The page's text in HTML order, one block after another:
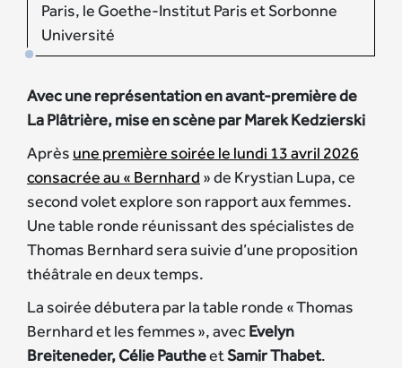
Paris, le Goethe-Institut Paris et Sorbonne
Université
Avec une représentation en avant-première de
La Plâtrière, mise en scène par Marek Kedzierski
Après une première soirée le lundi 13 avril 2026
consacrée au « Bernhard » de Krystian Lupa, ce
second volet explore son rapport aux femmes.
Une table ronde réunissant des spécialistes de
Thomas Bernhard sera suivie d’une proposition
théâtrale en deux temps.
La soirée débutera par la table ronde « Thomas
Bernhard et les femmes », avecEvelyn
Breiteneder, Célie PautheetSamir Thabet.